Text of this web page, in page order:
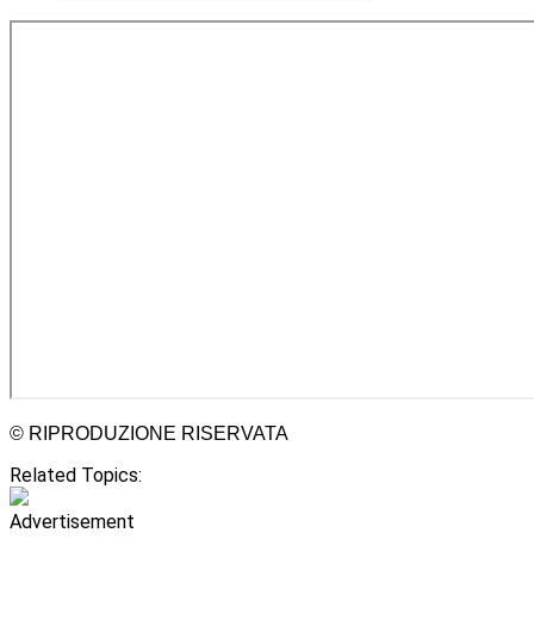
© RIPRODUZIONE RISERVATA
Related Topics:
Advertisement